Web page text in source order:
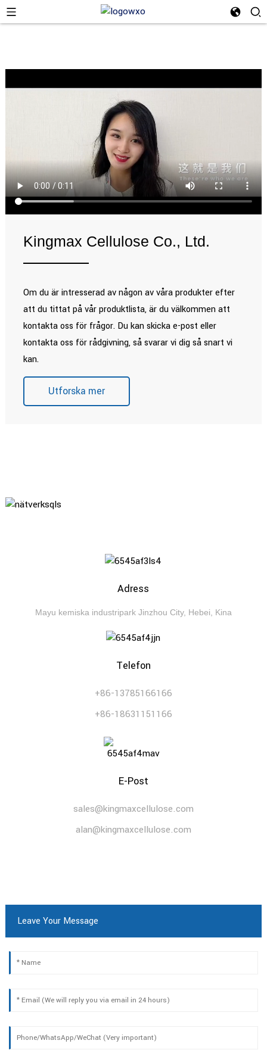
Kingmax Cellulose Co., Ltd.
Om du är intresserad av någon av våra produkter efter
att du tittat på vår produktlista, är du välkommen att
kontakta oss för frågor. Du kan skicka e-post eller
kontakta oss för rådgivning, så svarar vi dig så snart vi
kan.
Utforska mer
Adress
Mayu kemiska industripark Jinzhou City, Hebei, Kina
Telefon
+86-13785166166
+86-18631151166
E-Post
sales@kingmaxcellulose.com
alan@kingmaxcellulose.com
Leave Your Message